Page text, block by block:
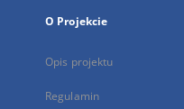
O Projekcie
Opis projektu
Regulamin